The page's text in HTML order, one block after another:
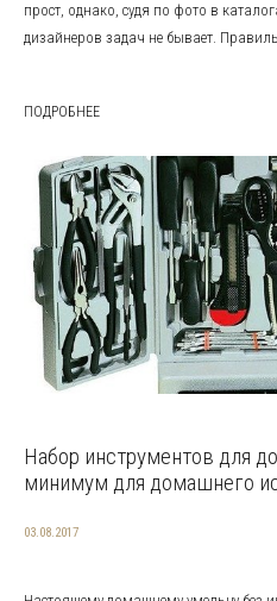
прост, однако, судя по фото в
дизайнеров задач не бывает.
ПОДРОБНЕЕ
Набор инструментов для
минимум для домашнего
03.08.2017